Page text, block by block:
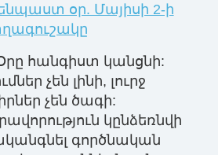
օր. Մայիսի 2-ի
հանգիստ կանցնի:
չեն լինի, լուրջ
չեն ծագի:
կընձեռնվի
գործնական